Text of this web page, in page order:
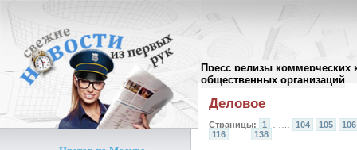
Пресс релизы коммерческих
общественных организаций
Архив пресс-релизов//
Деловое
Страницы: 1 104 105
106
116
138